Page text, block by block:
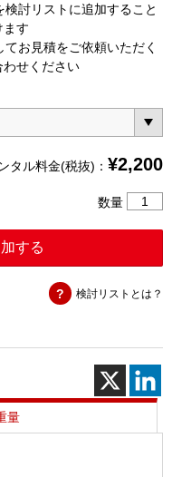
討リストに追加すること
ます
お見積をご依頼いただく
わせください
タル料金(税抜)： ¥2,200
数量
ネ
SMA(P)
－
N(J)
する
検討リストとは？
量